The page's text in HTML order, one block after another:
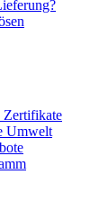
Zertifikate
Umwelt